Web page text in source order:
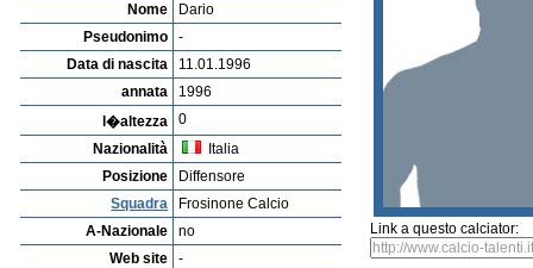
Nome
Dario
Pseudonimo
-
Data di nascita
11.01.1996
annata
1996
l�altezza
0
Nazionalità
Italia
Posizione
Diffensore
Squadra
Frosinone Calcio
A-Nazionale
no
Web site
-
Link a questo calciator: